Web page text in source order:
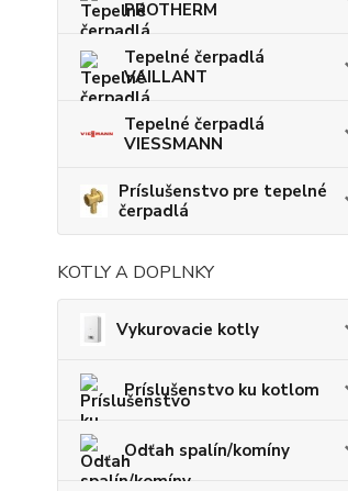
PROTHERM
Tepelné čerpadlá
VAILLANT
Tepelné čerpadlá
VIESSMANN
Príslušenstvo pre tepelné
čerpadlá
KOTLY A DOPLNKY
Vykurovacie kotly
Príslušenstvo ku kotlom
Odťah spalín/komíny